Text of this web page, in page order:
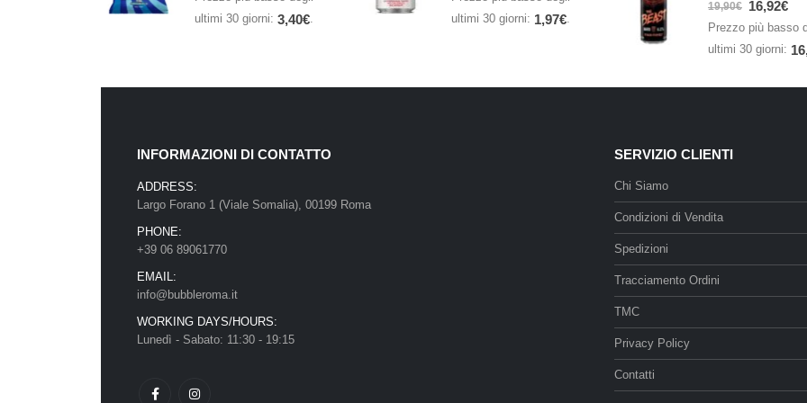
ultimi 30 giorni: 3,40€
ultimi 30 giorni: 1,97€
19,90€ 16,92€
Prezzo più basso
ultimi 30 giorni:
INFORMAZIONI DI CONTATTO
ADDRESS:
Largo Forano 1 (Viale Somalia), 00199 Roma
PHONE:
+39 06 89061770
EMAIL:
info@bubbleroma.it
WORKING DAYS/HOURS:
Lunedì - Sabato: 11:30 - 19:15
SERVIZIO CLIENTI
Chi Siamo
Condizioni di Vendita
Spedizioni
Tracciamento Ordini
TMC
Privacy Policy
Contatti